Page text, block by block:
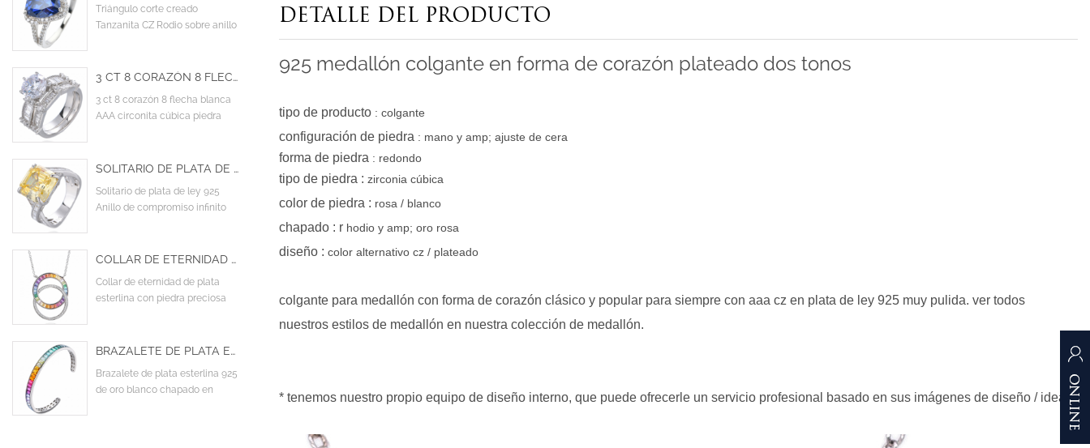
DETALLE DEL PRODUCTO
925 medallón colgante en forma de corazón plateado dos tonos
tipo de producto : colgante
configuración de piedra : mano y amp; ajuste de cera
forma de piedra : redondo
tipo de piedra : zirconia cúbica
color de piedra : rosa / blanco
chapado : r hodio y amp; oro rosa
diseño : color alternativo cz / plateado
colgante para medallón con forma de corazón clásico y popular para siempre con aaa cz en plata de ley 925 muy pulida. ver todos
nuestros estilos de medallón en nuestra colección de medallón.
* tenemos nuestro propio equipo de diseño interno, que puede ofrecerle un servicio profesional basado en sus imágenes de diseño / idea
Triángulo corte creado
Tanzanita CZ Rodio sobre anillo
3 CT 8 CORAZÓN 8 FLECHA BLANCA AAA CIRCONITA CÚBICA PIEDRA PRINCIPAL CÓCTEL ANILLOS DE BODA DE COMPROMISO
3 ct 8 corazón 8 flecha blanca
AAA circonita cúbica piedra
SOLITARIO DE PLATA DE LEY 925 ANILLO DE COMPROMISO INFINITO CRUZADO CON CIRCONITA CÚBICA AMARILLA AAA
Solitario de plata de ley 925
Anillo de compromiso infinito
COLLAR DE ETERNIDAD DE PLATA ESTERLINA CON PIEDRA PRECIOSA DE ZAFIRO SINTÉTICO ARCOÍRIS
Collar de eternidad de plata
esterlina con piedra preciosa
BRAZALETE DE PLATA ESTERLINA 925 DE ORO BLANCO CHAPADO EN DESTELLO BAGUETTE COLORIDO CZ CUBIC ZIRCONIA CUFF BANGLE
Brazalete de plata esterlina 925
de oro blanco chapado en